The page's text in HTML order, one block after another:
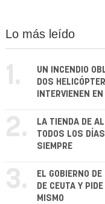
Lo más leído
1.
UN INCENDIO
DOS
INTERVIENEN
2.
LA TIENDA DE
TODOS LOS
SIEMPRE
3.
EL GOBIERNO
DE CEUTA Y
MISMO